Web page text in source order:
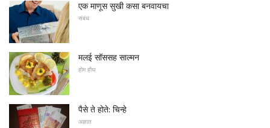
एक माणूस सुखी कसा बनवायचा
संबंध
मलई सॉससह साल्मन
होम हौथ
पैसे ते होते: चिन्हे
अज्ञात